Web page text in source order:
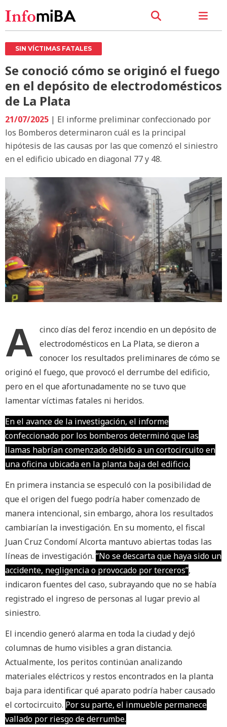
SIN VÍCTIMAS FATALES
Se conoció cómo se originó el fuego
en el depósito de electrodomésticos
de La Plata
21/07/2025 | El informe preliminar confeccionado por
los Bomberos determinaron cuál es la principal
hipótesis de las causas por las que comenzó el siniestro
en el edificio ubicado en diagonal 77 y 48.
A
cinco días del feroz incendio en un depósito de
electrodomésticos en La Plata, se dieron a
conocer los resultados preliminares de cómo se
originó el fuego, que provocó el derrumbe del edificio,
pero en el que afortunadamente no se tuvo que
lamentar víctimas fatales ni heridos.
En el avance de la investigación, el informe
confeccionado por los bomberos determinó que las
llamas habrían comenzado debido a un cortocircuito en
una oficina ubicada en la planta baja del edificio.
En primera instancia se especuló con la posibilidad de
que el origen del fuego podría haber comenzado de
manera intencional, sin embargo, ahora los resultados
cambiarían la investigación. En su momento, el fiscal
Juan Cruz Condomí Alcorta mantuvo abiertas todas las
líneas de investigación. “No se descarta que haya sido un
accidente, negligencia o provocado por terceros”,
indicaron fuentes del caso, subrayando que no se había
registrado el ingreso de personas al lugar previo al
siniestro.
El incendio generó alarma en toda la ciudad y dejó
columnas de humo visibles a gran distancia.
Actualmente, los peritos continúan analizando
materiales eléctricos y restos encontrados en la planta
baja para identificar qué aparato podría haber causado
el cortocircuito. Por su parte, el inmueble permanece
vallado por riesgo de derrumbe.